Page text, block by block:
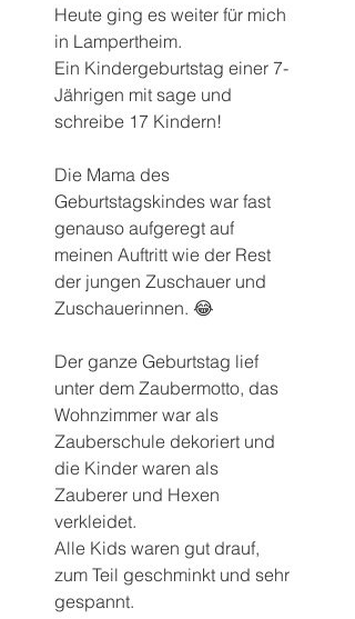
Heute ging es weiter für mich
in Lampertheim.
Ein Kindergeburtstag einer 7-
Jährigen mit sage und
schreibe 17 Kindern!
Die Mama des
Geburtstagskindes war fast
genauso aufgeregt auf
meinen Auftritt wie der Rest
der jungen Zuschauer und
Zuschauerinnen. 😂
Der ganze Geburtstag lief
unter dem Zaubermotto, das
Wohnzimmer war als
Zauberschule dekoriert und
die Kinder waren als
Zauberer und Hexen
verkleidet.
Alle Kids waren gut drauf,
zum Teil geschminkt und sehr
gespannt.